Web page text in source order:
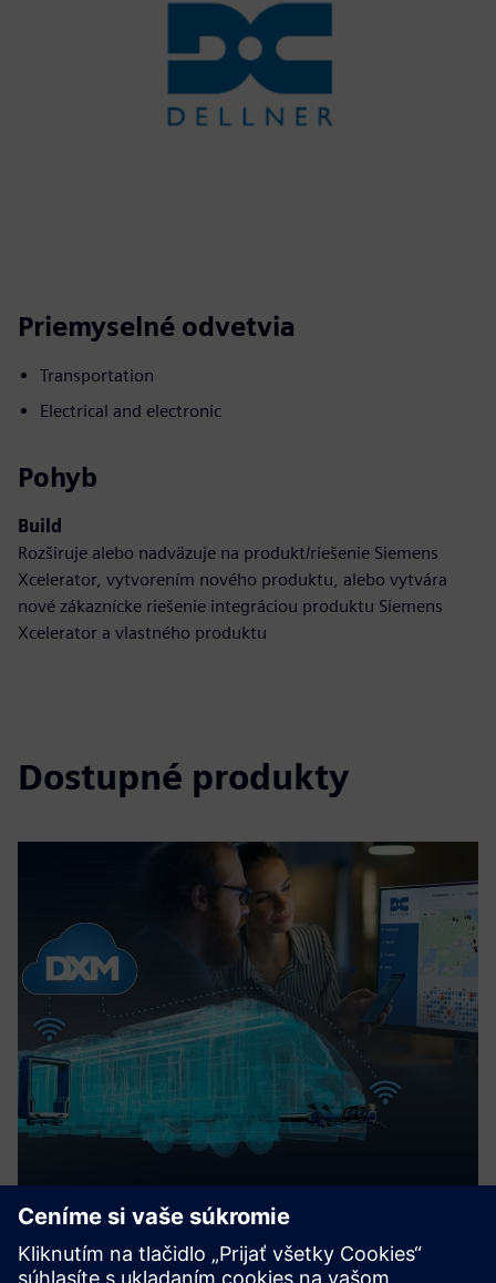
Priemyselné odvetvia
Transportation
Electrical and electronic
Pohyb
Build
Rozširuje alebo nadväzuje na produkt/riešenie Siemens
Xcelerator, vytvorením nového produktu, alebo vytvára
nové zákaznícke riešenie integráciou produktu Siemens
Xcelerator a vlastného produktu
Dostupné produkty
DXM service module
Automatic couplers are safety-critical components. The